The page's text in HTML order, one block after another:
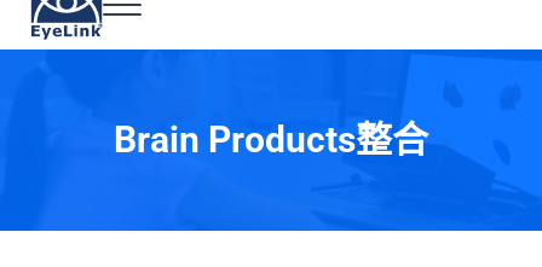
高速、精准和可靠的眼动追踪解决方案
Menu
Brain Products整合